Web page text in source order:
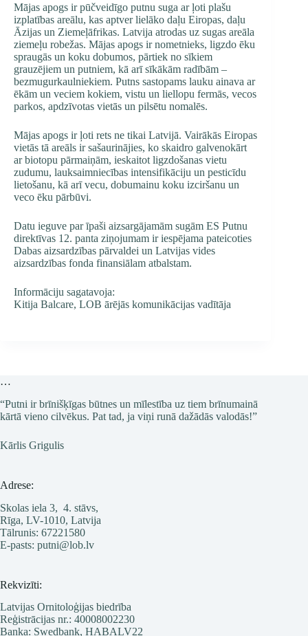
Mājas apogs ir pūčveidīgo putnu suga ar ļoti plašu
izplatības areālu, kas aptver lielāko daļu Eiropas, daļu
Āzijas un Ziemeļāfrikas. Latvija atrodas uz sugas areāla
ziemeļu robežas. Mājas apogs ir nometnieks, ligzdo ēku
spraugās un koku dobumos, pārtiek no sīkiem
grauzējiem un putniem, kā arī sīkākām radībām –
bezmugurkaulniekiem. Putns sastopams lauku ainava ar
ēkām un veciem kokiem, vistu un liellopu fermās, vecos
parkos, apdzīvotas vietās un pilsētu nomalēs.
Mājas apogs ir ļoti rets ne tikai Latvijā. Vairākās Eiropas
vietās tā areāls ir sašaurinājies, ko skaidro galvenokārt
ar biotopu pārmaiņām, ieskaitot ligzdošanas vietu
zudumu, lauksaimniecības intensifikāciju un pesticīdu
lietošanu, kā arī vecu, dobumainu koku izciršanu un
veco ēku pārbūvi.
Datu ieguve par īpaši aizsargājamām sugām ES Putnu
direktīvas 12. panta ziņojumam ir iespējama pateicoties
Dabas aizsardzības pārvaldei un Latvijas vides
aizsardzības fonda finansiālam atbalstam.
Informāciju sagatavoja:
Kitija Balcare, LOB ārējās komunikācijas vadītāja
…
“Putni ir brīnišķīgas būtnes un mīlestība uz tiem brīnumainā
kārtā vieno cilvēkus. Pat tad, ja viņi runā dažādās valodās!”
Kārlis Grigulis
Adrese:
Skolas iela 3, 4. stāvs,
Rīga, LV-1010, Latvija
Tālrunis: 67221580
E-pasts: putni@lob.lv
Rekvizīti:
Latvijas Ornitoloģijas biedrība
Reģistrācijas nr.: 40008002230
Banka: Swedbank, HABALV22